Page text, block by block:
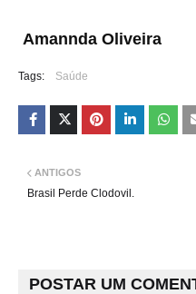
Amannda Oliveira
Tags: Saúde
ANTIGOS
Brasil Perde Clodovil.
POSTAR UM